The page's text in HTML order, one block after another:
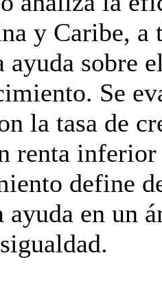
y Caribe, a
ayuda sobre
Se
la tasa de
renta
define
ayuda en un